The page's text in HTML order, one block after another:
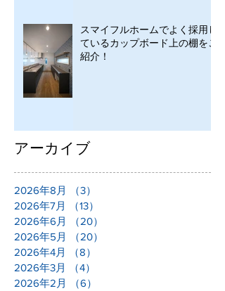
スマイフルホームでよく採用し
ているカップボード上の棚をご
紹介！
アーカイブ
2026年8月 （3）
2026年7月
（13）
2026年6月
（20）
2026年5月
（20）
2026年4月
（8）
2026年3月
（4）
2026年2月
（6）